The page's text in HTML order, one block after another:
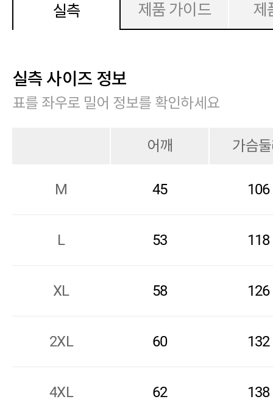
실측 제품 가이드 제
실측 사이즈 정보
표를 좌우로 밀어 정보를 확인하세요
어깨 가슴
M 45 106
L 53 118
XL 58 126
2XL 60 132
4XL 62 138